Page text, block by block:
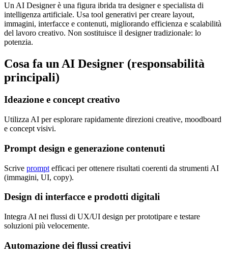
Un AI Designer è una figura ibrida tra designer e specialista di
intelligenza artificiale. Usa tool generativi per creare layout,
immagini, interfacce e contenuti, migliorando efficienza e scalabilità
del lavoro creativo. Non sostituisce il designer tradizionale: lo
potenzia.
Cosa fa un AI Designer (responsabilità
principali)
Ideazione e concept creativo
Utilizza AI per esplorare rapidamente direzioni creative, moodboard
e concept visivi.
Prompt design e generazione contenuti
Scrive prompt efficaci per ottenere risultati coerenti da strumenti AI
(immagini, UI, copy).
Design di interfacce e prodotti digitali
Integra AI nei flussi di UX/UI design per prototipare e testare
soluzioni più velocemente.
Automazione dei flussi creativi